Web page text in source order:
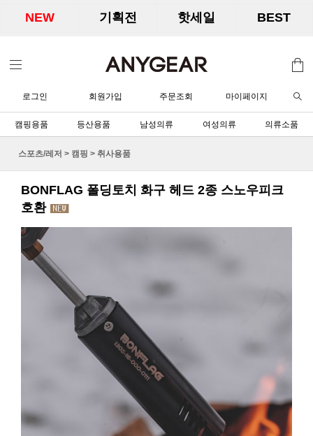
NEW 기획전 핫세일 BEST
로그인 회원가입 주문조회 마이페이지
캠핑용품 등산용품 남성의류 여성의류 의류소품
스포츠/레저 > 캠핑 > 취사용품
BONFLAG 폴딩토치 화구 헤드 2종 스노우피크
호환